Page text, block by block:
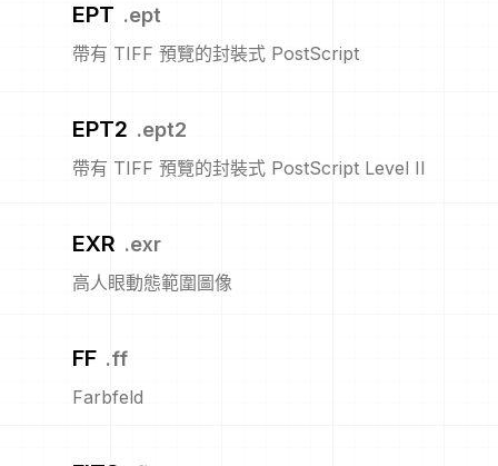
EPT .ept
帶有 TIFF 預覽的封裝式 PostScript
EPT2 .ept2
帶有 TIFF 預覽的封裝式 PostScript Level II
EXR .exr
高人眼動態範圍圖像
FF .ff
Farbfeld